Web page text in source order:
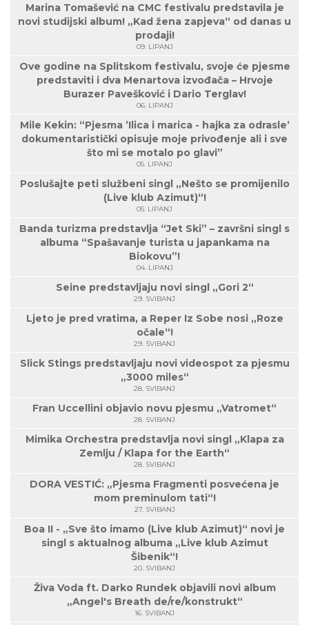
Marina Tomašević na CMC festivalu predstavila je
novi studijski album! „Kad žena zapjeva“ od danas u
prodaji!
09. LIPANJ
Ove godine na Splitskom festivalu, svoje će pjesme
predstaviti i dva Menartova izvođača – Hrvoje
Burazer Pavešković i Dario Terglav!
06. LIPANJ
Mile Kekin: “Pjesma ’Ilica i marica - hajka za odrasle’
dokumentaristički opisuje moje privođenje ali i sve
što mi se motalo po glavi”
05. LIPANJ
Poslušajte peti službeni singl „Nešto se promijenilo
(Live klub Azimut)“!
05. LIPANJ
Banda turizma predstavlja “Jet Ski” – završni singl s
albuma “Spašavanje turista u japankama na
Biokovu”!
04. LIPANJ
Seine predstavljaju novi singl „Gori 2“
29. SVIBANJ
Ljeto je pred vratima, a Reper Iz Sobe nosi „Roze
očale“!
29. SVIBANJ
Slick Stings predstavljaju novi videospot za pjesmu
„3000 miles“
28. SVIBANJ
Fran Uccellini objavio novu pjesmu „Vatromet“
28. SVIBANJ
Mimika Orchestra predstavlja novi singl „Klapa za
Zemlju / Klapa for the Earth“
28. SVIBANJ
DORA VESTIĆ: „Pjesma Fragmenti posvećena je
mom preminulom tati“!
27. SVIBANJ
Boa II - „Sve što imamo (Live klub Azimut)“ novi je
singl s aktualnog albuma „Live klub Azimut
Šibenik“!
20. SVIBANJ
Živa Voda ft. Darko Rundek objavili novi album
„Angel's Breath de/re/konstrukt“
16. SVIBANJ